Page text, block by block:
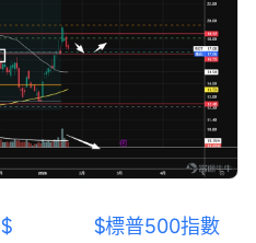
$標普500指數